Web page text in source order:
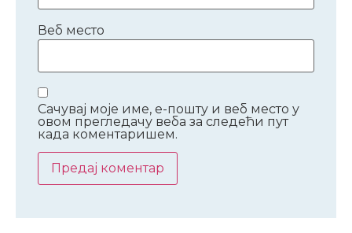
Веб место
Сачувај моје име, е-пошту и веб место у
овом прегледачу веба за следећи пут
када коментаришем.